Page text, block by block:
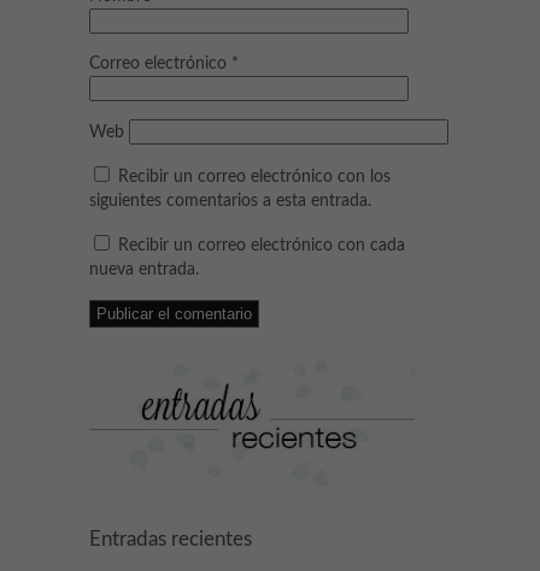
Correo electrónico *
Web
Recibir un correo electrónico con los
siguientes comentarios a esta entrada.
Recibir un correo electrónico con cada
nueva entrada.
Entradas recientes